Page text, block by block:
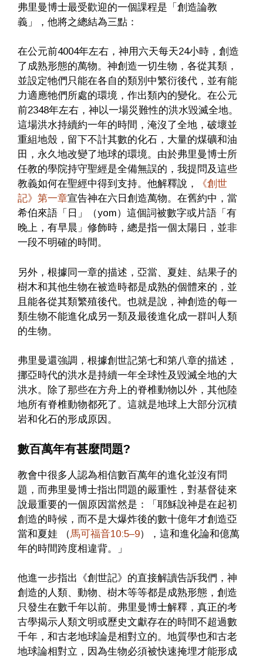
弗里曼博士最受歡迎的一個課程是「創造論教
義」，他將之總結為三點：
在公元前4004年左右，神用六天每天24小時，創造
了成熟形態的萬物。神創造一切生物，各從其類，
並設定牠們只能在各自的類別中繁衍後代，並有能
力適應牠們所處的環境，作出類內的變化。在公元
前2348年左右，神以一場災難性的洪水毀滅全地。
這場洪水持續約一年的時間，淹沒了全地，破壞並
重組地殼，留下不計其數的化石，大量的煤礦和油
田，永久地改變了地球的環境。由於弗里曼博士所
任教的學院持守聖經是全備無誤的，我提問及這些
教義如何在聖經中得到支持。他解釋說，
《創世
記》第一章宣告神在六日創造萬物。在舊約中，當
希伯來語「日」（yom）這個詞被數字或片語「有
晚上，有早晨」修飾時，總是指一個太陽日，並非
一段不明確的時間。
另外，根據同一章的描述，亞當、夏娃、結果子的
樹木和其他生物在被造時都是成熟的個體來的，並
且能各從其類繁殖後代。也就是說，神創造的每一
類生物不能進化成另一類及最後進化成一群叫人類
的生物。
弗里曼還強調，根據創世記第七和第八章的描述，
挪亞時代的洪水是持續一年全球性及毀滅全地的大
洪水。除了那些在方舟上的脊椎動物以外，其他陸
地所有脊椎動物都死了。這就是地球上大部分沉積
岩和化石的形成原因。
數百萬年有甚麼問題?
教會中很多人認為相信數百萬年的進化並沒有問
題，而弗里曼博士指出問題的嚴重性，對基督徒來
說最重要的一個原因當然是：「耶穌說神是在起初
創造的時候，而不是大爆炸後的數十億年才創造亞
當和夏娃 （馬可福音10:5–9），這和進化論和億萬
年的時間跨度相違背。」
他進一步指出《創世記》的直接解讀告訴我們，神
創造的人類、動物、樹木等等都是成熟形態，創造
只發生在數千年以前。弗里曼博士解釋，真正的考
古學揭示人類文明或歷史文獻存在的時間不超過數
千年，和古老地球論是相對立的。地質學也和古老
地球論相對立，因為生物必須被快速掩埋才能形成